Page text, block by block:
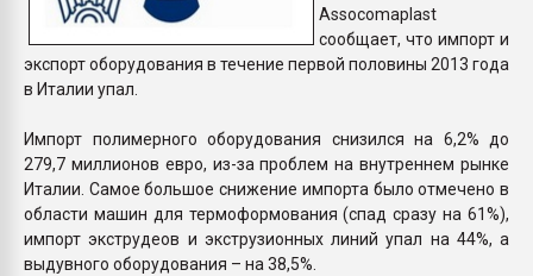
Assocomaplast
сообщает, что импорт и
экспорт оборудования в течение первой половины 2013 года
в Италии упал.
Импорт полимерного оборудования снизился на 6,2% до
279,7 миллионов евро, из-за проблем на внутреннем рынке
Италии. Самое большое снижение импорта было отмечено в
области машин для термоформования (спад сразу на 61%),
импорт экструдеов и экструзионных линий упал на 44%, а
выдувного оборудования – на 38,5%.